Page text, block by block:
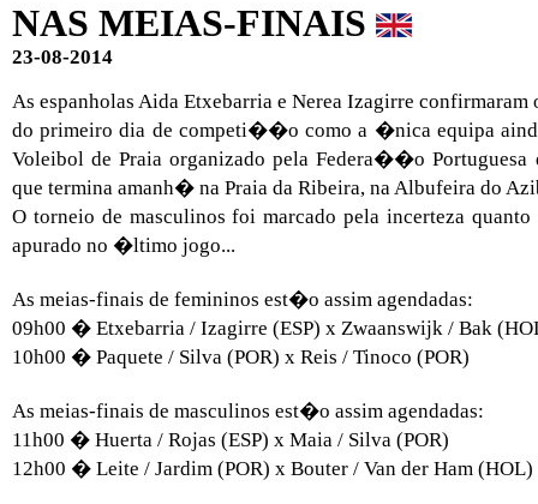
NAS MEIAS-FINAIS
23-08-2014
As espanholas Aida Etxebarria e Nerea Izagirre
do primeiro dia de competi��o como a �nica equipa
Voleibol de Praia organizado pela Federa��o
que termina amanh� na Praia da Ribeira, na Albufeira do
O torneio de masculinos foi marcado pela incerteza
apurado no �ltimo jogo...
As meias-finais de femininos est�o assim agendadas:
09h00 � Etxebarria / Izagirre (ESP) x Zwaanswijk / Bak
10h00 � Paquete / Silva (POR) x Reis / Tinoco (POR)
As meias-finais de masculinos est�o assim agendadas:
11h00 � Huerta / Rojas (ESP) x Maia / Silva (POR)
12h00 � Leite / Jardim (POR) x Bouter / Van der Ham (HOL)